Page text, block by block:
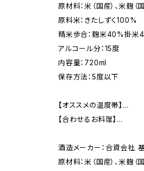
原材料：米（国産）、米麹（
原料米：きたしずく100%
精米歩合：麹米40%掛米
アルコール分：15度
内容量：720ml
保存方法：5度以下
【オススメの温度帯】…
【合わせるお料理】…
酒造メーカー：合資会社
原材料：米（国産）、米麹（